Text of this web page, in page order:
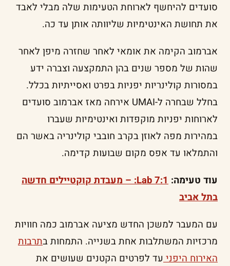
סועדים להיחשף לארוחת הטעימות שלה מבלי לאבד
את תחושת האינטימיות שליוותה אותן עד כה.
אברמוב הקימה את אומאי לאחר שחזרה מיפן לאחר
שהות של מספר שנים בהן התמקצעה וצברה ידע
במסורות קולינריות יפניות בפרט ואסייתיות בכלל.
בחלל שבחרה ל-UMAI אירחה מאז אברמוב סועדים
לארוחות יפניות מוקפדות ואינטימיות שעברו
במהירות מפה לאוזן בקרב חובבי קולינריה באשר הם
והתמלאו עד אפס מקום שבועות קדימה.
עוד טעימה:
7:1 Lab: – מעבדת קוקטיילים חדשה
בתל אביב
עם המעבר למשכן החדש מציעה אברמוב כמה חוויות
מרכזיות המשתלבות אחת בשנייה. התמחות בתרבות
האירוח היפניעד לפרטים הקטנים שעושים את